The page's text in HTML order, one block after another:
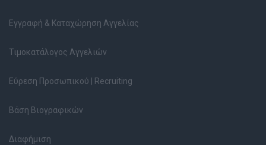
Εγγραφή & Καταχώρηση Αγγελίας
Τιμοκατάλογος Αγγελιών
Εύρεση Προσωπικού | Recruiting
Βάση Βιογραφικών
Διαφήμιση